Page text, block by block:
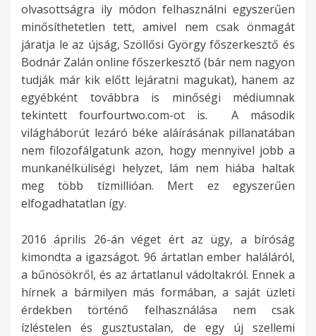
olvasottságra ily módon felhasználni egyszerűen
minősíthetetlen tett, amivel nem csak önmagát
járatja le az újság, Szöllősi György főszerkesztő és
Bodnár Zalán online főszerkesztő (bár nem nagyon
tudják már kik előtt lejáratni magukat), hanem az
egyébként továbbra is minőségi médiumnak
tekintett fourfourtwo.com-ot is. A második
világháborút lezáró béke aláírásának pillanatában
nem filozofálgatunk azon, hogy mennyivel jobb a
munkanélküliségi helyzet, lám nem hiába haltak
meg több tízmillióan. Mert ez egyszerűen
elfogadhatatlan így.
2016 április 26-án véget ért az ügy, a bíróság
kimondta a igazságot. 96 ártatlan ember haláláról,
a bűnösökről, és az ártatlanul vádoltakról. Ennek a
hírnek a bármilyen más formában, a saját üzleti
érdekben történő felhasználása nem csak
ízléstelen és gusztustalan, de egy új szellemi